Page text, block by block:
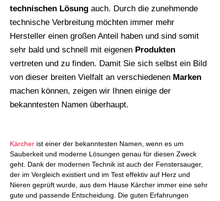
technischen Lösung auch. Durch die zunehmende
technische Verbreitung möchten immer mehr
Hersteller einen großen Anteil haben und sind somit
sehr bald und schnell mit eigenen Produkten
vertreten und zu finden. Damit Sie sich selbst ein Bild
von dieser breiten Vielfalt an verschiedenen Marken
machen können, zeigen wir Ihnen einige der
bekanntesten Namen überhaupt.
Kärcher ist einer der bekanntesten Namen, wenn es um
Sauberkeit und moderne Lösungen genau für diesen Zweck
geht. Dank der modernen Technik ist auch der Fenstersauger,
der im Vergleich existiert und im Test effektiv auf Herz und
Nieren geprüft wurde, aus dem Hause Kärcher immer eine sehr
gute und passende Entscheidung. Die guten Erfahrungen